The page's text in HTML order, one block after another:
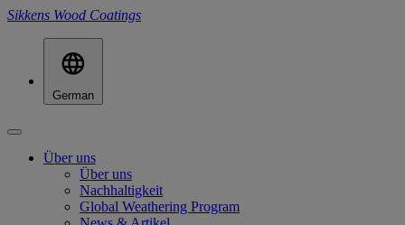
Sikkens Wood Coatings
German
Über uns
Über uns
Nachhaltigkeit
Global Weathering Program